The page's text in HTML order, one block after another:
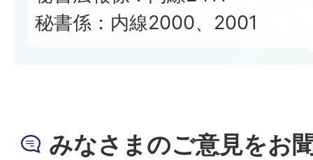
秘書係：内線2000、2001
みなさまのご意見をお